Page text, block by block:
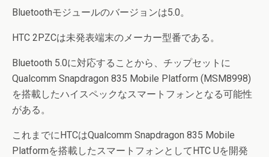
Bluetoothモジュールのバージョンは5.0。
HTC 2PZCは未発表端末のメーカー型番である。
Bluetooth 5.0に対応することから、チップセットに
Qualcomm Snapdragon 835 Mobile Platform (MSM8998)
を搭載したハイスペックなスマートフォンとなる可能性
がある。
これまでにHTCはQualcomm Snapdragon 835 Mobile
Platformを搭載したスマートフォンとしてHTC Uを開発